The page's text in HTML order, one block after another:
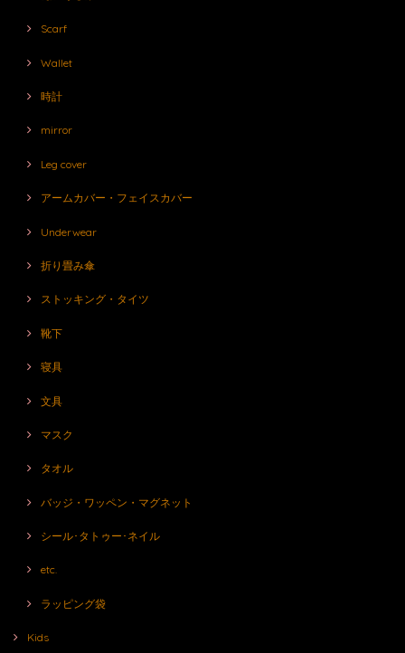
Scarf
Wallet
時計
mirror
Leg cover
アームカバー・フェイスカバー
Underwear
折り畳み傘
ストッキング・タイツ
靴下
寝具
文具
マスク
タオル
バッジ・ワッペン・マグネット
シール･タトゥー･ネイル
etc.
ラッピング袋
Kids